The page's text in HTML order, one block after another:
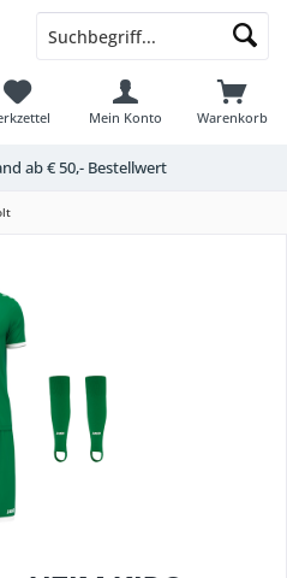
Warenkorb
Mein Konto
ab € 50,- Bestellwert